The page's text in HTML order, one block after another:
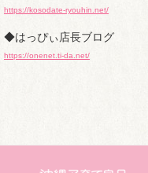
https://kosodate-ryouhin.net/
◆はっぴぃ店長ブログ
https://onenet.ti-da.net/